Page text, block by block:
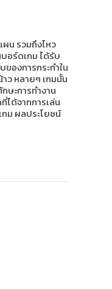
น รวมถึงไหว
อร์ดเกม ได้รับ
องการกระทำใน
ว หลายๆ เกมนั้น
ษะการทำงาน
ได้จากการเล่น
กม ผลประโยชน์